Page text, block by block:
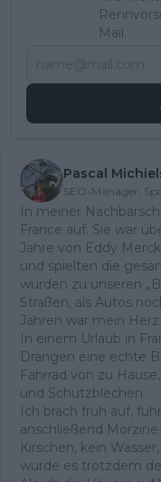
Mail.
Pascal
SEO-Manager,
In meiner
France auf. Sie war
Jahre von Eddy
und spielten die
wurden zu unseren
Straßen, als Autos
Jahren war mein
In einem Urlaub in
Drängen eine echte
Fahrrad von zu
und Schutzblechen.
Ich brach früh auf,
anschließend
Kirschen, kein
wurde es trotzdem